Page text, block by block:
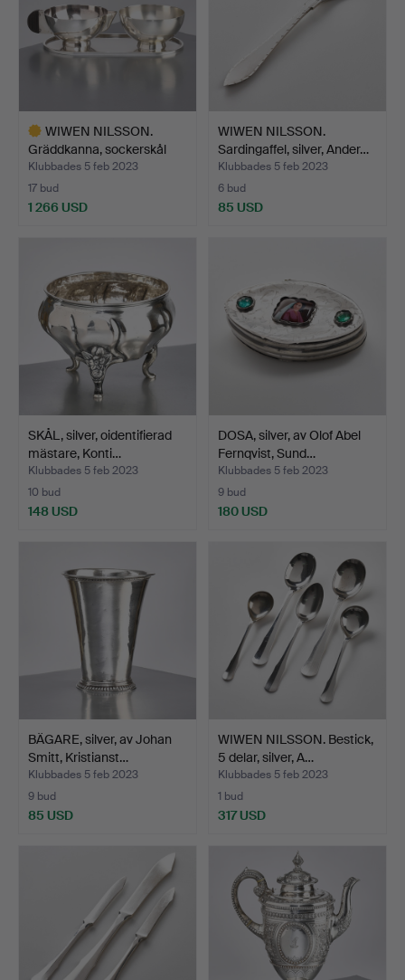
WIWEN NILSSON.
Gräddkanna, sockerskål
och …
Klubbades 5 feb 2023
17 bud
1 266 USD
WIWEN NILSSON.
Sardingaffel, silver, Ander…
Klubbades 5 feb 2023
6 bud
85 USD
SKÅL, silver, oidentifierad
mästare, Konti…
Klubbades 5 feb 2023
10 bud
148 USD
DOSA, silver, av Olof Abel
Fernqvist, Sund…
Klubbades 5 feb 2023
9 bud
180 USD
BÄGARE, silver, av Johan
Smitt, Kristianst…
Klubbades 5 feb 2023
9 bud
85 USD
WIWEN NILSSON. Bestick,
5 delar, silver, A…
Klubbades 5 feb 2023
1 bud
317 USD